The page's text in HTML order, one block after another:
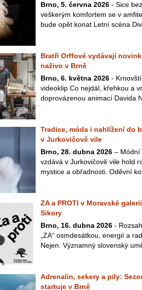
Brno, 5. června 2026 - Sice
veškerým komfortem se v
bude opět konat Letní scéna
Bratři Orffové vydávají
naživo v Brně
Brno, 6. května 2026 -
videoklip Co nejdál, křehkou a
doprovázenou animací Davida
Tradice, móda i nahlížení do
v Jurkovičově vile
Brno, 28. dubna 2026 – Módní
vzdává v Jurkovičově vile hold
mystice a obřadnosti. Oděvní
ZA a PROTI v Moravské
Sikory
Brno, 16. dubna 2026 -
„ZA“ osmdesátkou, energií a
Nejen. Významný slovenský
Adrenalin, sekery a pily:
startuje v Brně